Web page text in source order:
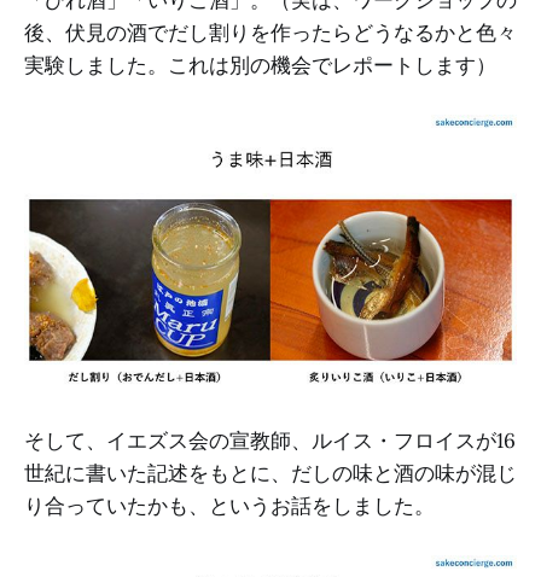
後、伏見の酒でだし割りを作ったらどうなるかと色々
実験しました。これは別の機会でレポートします）
そして、イエズス会の宣教師、ルイス・フロイスが16
世紀に書いた記述をもとに、だしの味と酒の味が混じ
り合っていたかも、というお話をしました。